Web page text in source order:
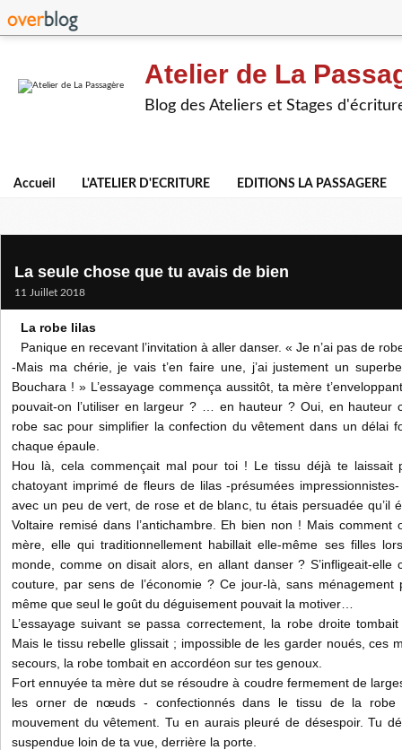
Atelier de La
Blog des Ateliers et Stages
Accueil L'ATELIER D'ECRITURE EDITIONS LA PASSAGERE
La seule chose que tu avais de bien
11 Juillet 2018
La robe lilas
Panique en recevant l’invitation à aller danser. « Je n’ai pas de
-Mais ma chérie, je vais t’en faire une, j’ai justement un
Bouchara ! » L’essayage commença aussitôt, ta mère
pouvait-on l’utiliser en largeur ? … en hauteur ? Oui, en hauteur
robe sac pour simplifier la confection du vêtement dans un délai
chaque épaule.
Hou là, cela commençait mal pour toi ! Le tissu déjà te laissait
chatoyant imprimé de fleurs de lilas -présumées
avec un peu de vert, de rose et de blanc, tu étais persuadée qu’il
Voltaire remisé dans l’antichambre. Eh bien non ! Mais
mère, elle qui traditionnellement habillait elle-même ses filles
monde, comme on disait alors, en allant danser ? S’infligeait-
couture, par sens de l’économie ? Ce jour-là, sans
même que seul le goût du déguisement pouvait la motiver…
L’essayage suivant se passa correctement, la robe droite
Mais le tissu rebelle glissait ; impossible de les garder noués, ces
secours, la robe tombait en accordéon sur tes genoux.
Fort ennuyée ta mère dut se résoudre à coudre fermement de
les orner de nœuds - confectionnés dans le tissu de la robe
mouvement du vêtement. Tu en aurais pleuré de désespoir. Tu
suspendue loin de ta vue, derrière la porte.